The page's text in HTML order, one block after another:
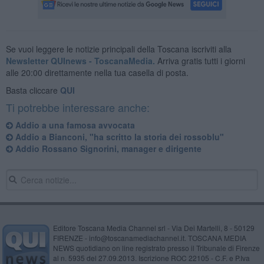
Se vuoi leggere le notizie principali della Toscana iscriviti alla
Newsletter QUInews - ToscanaMedia. Arriva gratis tutti i giorni
alle 20:00 direttamente nella tua casella di posta.
Basta cliccare QUI
Ti potrebbe interessare anche:
Addio a una famosa avvocata
Addio a Bianconi, "ha scritto la storia dei rossoblu"
Addio Rossano Signorini, manager e dirigente
Editore Toscana Media Channel srl - Via Dei Martelli, 8 - 50129
FIRENZE - info@toscanamediachannel.it. TOSCANA MEDIA
NEWS quotidiano on line registrato presso il Tribunale di Firenze
al n. 5935 del 27.09.2013. Iscrizione ROC 22105 - C.F. e P.Iva